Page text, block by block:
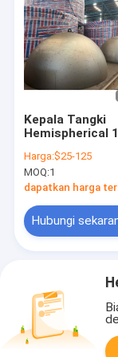
Kepala Tangki
Hemispherical
Aplikasi Tekanan
Tinggi Dengan
Pengelasan
Seamless
Harga:$25-125
MOQ:1
dapatkan harga
Hubungi